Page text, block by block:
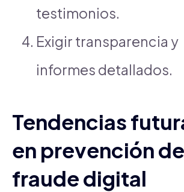
testimonios.
Exigir transparencia y
informes detallados.
Tendencias
en prevención de
fraude digital